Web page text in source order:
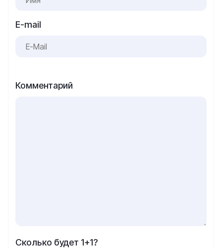
E-mail
Комментарий
Сколько будет 1+1?